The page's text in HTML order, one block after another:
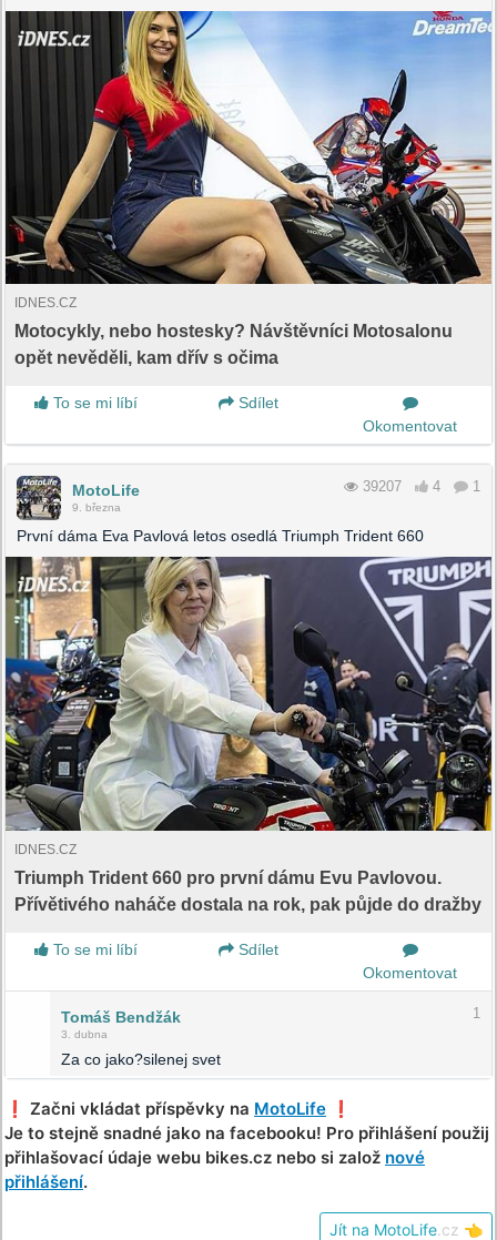
IDNES.CZ
Motocykly, nebo hostesky? Návštěvníci Motosalonu
opět nevěděli, kam dřív s očima
To se mi líbí
Sdílet
Okomentovat
MotoLife
9. března
39207 4 1
První dáma Eva Pavlová letos osedlá Triumph Trident 660
IDNES.CZ
Triumph Trident 660 pro první dámu Evu Pavlovou.
Přívětivého naháče dostala na rok, pak půjde do dražby
To se mi líbí
Sdílet
Okomentovat
Tomáš Bendžák
3. dubna
1
Za co jako?silenej svet
❗️ Začni vkládat příspěvky na MotoLife ❗️
Je to stejně snadné jako na facebooku! Pro přihlášení použij
přihlašovací údaje webu bikes.cz nebo si založ nové
přihlášení.
Jít na MotoLife .cz 👈